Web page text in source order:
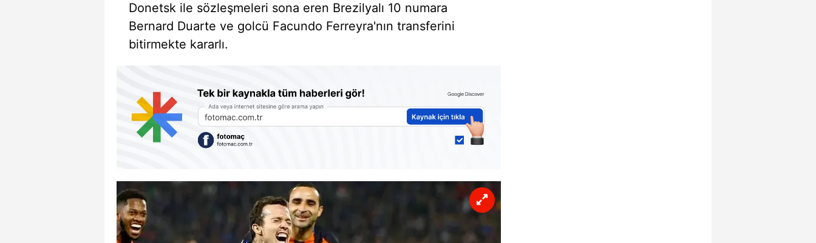
Donetsk ile sözleşmeleri sona eren Brezilyalı 10 numara
Bernard Duarte ve golcü Facundo Ferreyra'nın transferini
bitirmekte kararlı.